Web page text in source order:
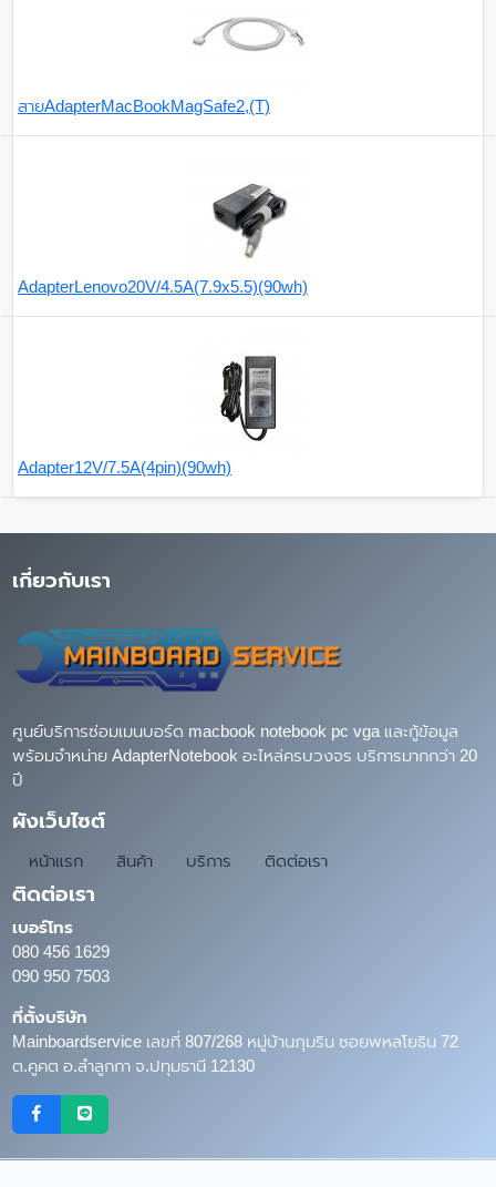
สายAdapterMacBookMagSafe2,(T)
AdapterLenovo20V/4.5A(7.9x5.5)(90wh)
Adapter12V/7.5A(4pin)(90wh)
เกี่ยวกับเรา
ศูนย์บริการซ่อมเมนบอร์ด macbook notebook pc vga และกู้ข้อมูล
พร้อมจำหน่าย AdapterNotebook อะไหล่ครบวงจร บริการมากกว่า 20
ปี
ผังเว็บไซต์
หน้าแรก สินค้า บริการ ติดต่อเรา
ติดต่อเรา
เบอร์โทร
080 456 1629
090 950 7503
ที่ตั้งบริษัท
Mainboardservice เลขที่ 807/268 หมู่บ้านภุมริน ซอยพหลโยธิน 72
ต.คูคต อ.ลำลูกกา จ.ปทุมธานี 12130